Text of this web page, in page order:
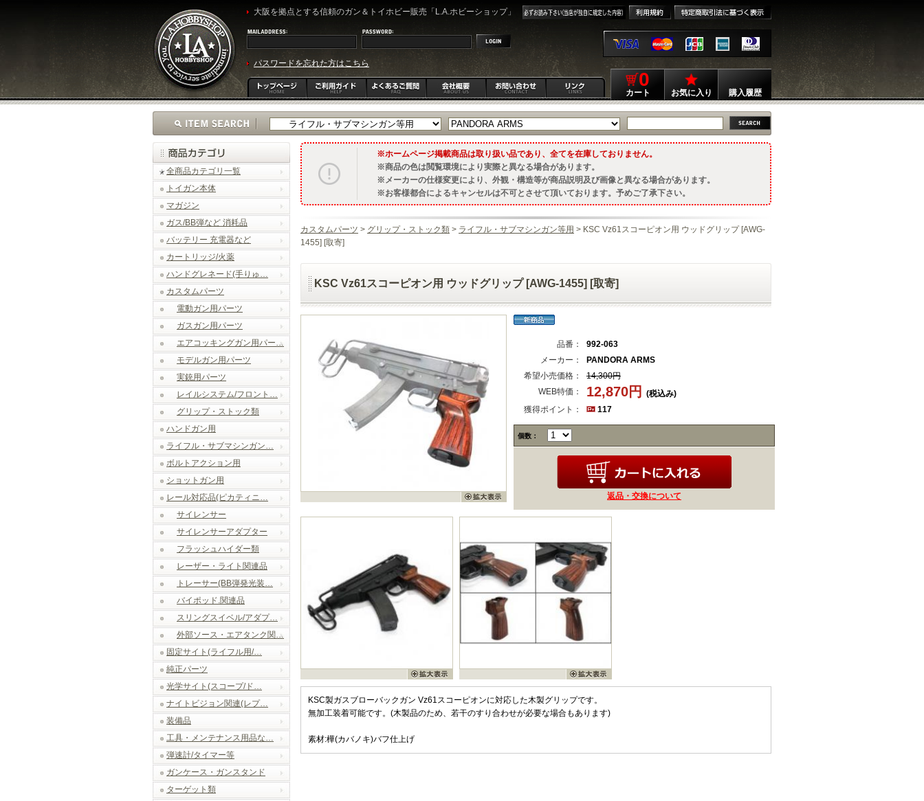
大阪を拠点とする信頼のガン＆トイホビー販売「L.A.ホビーショップ」
パスワードを忘れた方はこちら
0
カート お気に入り 購入履歴
全商品カテゴリ一覧
トイガン本体
マガジン
ガス/BB弾など 消耗品
バッテリー 充電器など
カートリッジ/火薬
ハンドグレネード(手りゅ…
カスタムパーツ
電動ガン用パーツ
ガスガン用パーツ
エアコッキングガン用パー…
モデルガン用パーツ
実銃用パーツ
レイルシステム/フロント…
グリップ・ストック類
ハンドガン用
ライフル・サブマシンガン…
ボルトアクション用
ショットガン用
レール対応品(ピカティニ…
サイレンサー
サイレンサーアダプター
フラッシュハイダー類
レーザー・ライト関連品
トレーサー(BB弾発光装…
バイポッド.関連品
スリングスイベル/アダプ…
外部ソース・エアタンク関…
固定サイト(ライフル用/…
純正パーツ
光学サイト(スコープ/ド…
ナイトビジョン関連(レプ…
装備品
工具・メンテナンス用品な…
弾速計/タイマー等
ガンケース・ガンスタンド
ターゲット類
ホームページ掲載商品は取り扱い品であり、全てを在庫しておりません。
商品の色は閲覧環境により実際と異なる場合があります。
メーカーの仕様変更により、外観・構造等が商品説明及び画像と異なる場合があります。
お客様都合によるキャンセルは不可とさせて頂いております。予めご了承下さい。
カスタムパーツ > グリップ・ストック類 > ライフル・サブマシンガン等用 > KSC Vz61スコーピオン用 ウッドグリップ [AWG-
1455] [取寄]
KSC Vz61スコーピオン用 ウッドグリップ [AWG-1455] [取寄]
品番：
992-063
メーカー：
PANDORA ARMS
希望小売価格：
14,300円
WEB特価：
12,870円
(税込み)
獲得ポイント：
117
個数：
返品・交換について
KSC製ガスブローバックガン Vz61スコーピオンに対応した木製グリップです。
無加工装着可能です。(木製品のため、若干のすり合わせが必要な場合もあります)
素材:樺(カバノキ)バフ仕上げ